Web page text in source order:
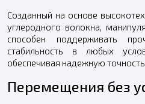
Созданный на основе
углеродного волокна,
способен поддерживать
стабильность в любых
обеспечивая надежную
Перемещения без